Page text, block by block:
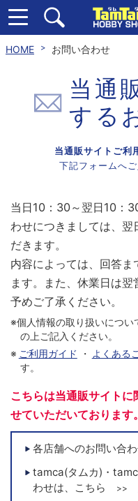
HOME お問い合わせ
当通
する
当通販サイトご利
下記フォームへ
当日10：30～翌日10：
わせにつきましては、
だきます。
内容によっては、回答
ます。また、休業日は
予めご了承ください。
※個人情報の取り扱いについ
の上ご記入ください。
※ ご利用ガイド ・ よくある
す。
こちらは当通販サイト
せていただいております。
各店舗へのお問い合
tamca(タムカ)・
わせは、こちら
>>